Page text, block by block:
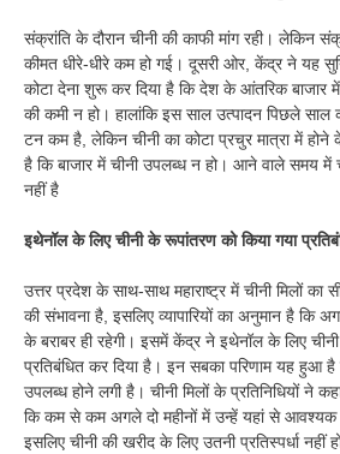
संक्रांति के दौरान चीनी की काफी मांग रही। लेकिन
कीमत धीरे-धीरे कम हो गई। दूसरी ओर, केंद्र ने यह
कोटा देना शुरू कर दिया है कि देश के आंतरिक बाजार में
की कमी न हो। हालांकि इस साल उत्पादन पिछले
टन कम है, लेकिन चीनी का कोटा प्रचुर मात्रा में होने
है कि बाजार में चीनी उपलब्ध न हो। आने वाले समय में
नहीं है
इथेनॉल के लिए चीनी के रूपांतरण को किया गया
उत्तर प्रदेश के साथ-साथ महाराष्ट्र में चीनी मिलों
की संभावना है, इसलिए व्यापारियों का अनुमान है कि
के बराबर ही रहेगी। इसमें केंद्र ने इथेनॉल के लिए
प्रतिबंधित कर दिया है। इन सबका परिणाम यह हुआ है
उपलब्ध होने लगी है। चीनी मिलों के प्रतिनिधियों ने कहा
कि कम से कम अगले दो महीनों में उन्हें यहां से आवश्यक
इसलिए चीनी की खरीद के लिए उतनी प्रतिस्पर्धा नहीं